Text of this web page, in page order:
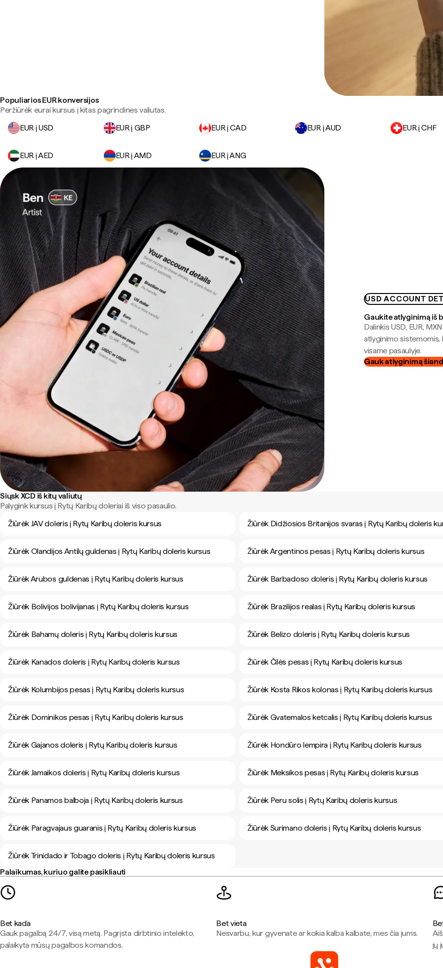
Populiarios EUR konversijos
Peržiūrėk eurai kursus į kitas pagrindines valiutas.
EUR į USD
EUR į GBP EUR į CAD EUR į AUD EUR į CHF
EUR į AED EUR į AMD EUR į ANG
USD ACCOUNT
Gaukite atlyginimą iš
Dalinkis USD, EUR,
atlyginimo
visame pasaulyje.
Gauk atlyginimą
Siųsk XCD iš kitų valiutų
Palygink kursus į Rytų Karibų doleriai iš viso pasaulio.
Žiūrėk JAV doleris į Rytų Karibų doleris kursus
Žiūrėk Didžiosios Britanijos svaras į Rytų Karibų doleris
Žiūrėk Olandijos Antilų guldenas į Rytų Karibų doleris kursus Žiūrėk Argentinos pesas į Rytų Karibų doleris kursus
Žiūrėk Arubos guldenas į Rytų Karibų doleris kursus Žiūrėk Barbadoso doleris į Rytų Karibų doleris kursus
Žiūrėk Bolivijos bolivijanas į Rytų Karibų doleris kursus Žiūrėk Brazilijos realas į Rytų Karibų doleris kursus
Žiūrėk Bahamų doleris į Rytų Karibų doleris kursus Žiūrėk Belizo doleris į Rytų Karibų doleris kursus
Žiūrėk Kanados doleris į Rytų Karibų doleris kursus Žiūrėk Čilės pesas į Rytų Karibų doleris kursus
Žiūrėk Kolumbijos pesas į Rytų Karibų doleris kursus Žiūrėk Kosta Rikos kolonas į Rytų Karibų doleris kursus
Žiūrėk Dominikos pesas į Rytų Karibų doleris kursus Žiūrėk Gvatemalos ketcalis į Rytų Karibų doleris kursus
Žiūrėk Gajanos doleris į Rytų Karibų doleris kursus Žiūrėk Hondūro lempira į Rytų Karibų doleris kursus
Žiūrėk Jamaikos doleris į Rytų Karibų doleris kursus Žiūrėk Meksikos pesas į Rytų Karibų doleris kursus
Žiūrėk Panamos balboja į Rytų Karibų doleris kursus Žiūrėk Peru solis į Rytų Karibų doleris kursus
Žiūrėk Paragvajaus guaranis į Rytų Karibų doleris kursus Žiūrėk Surimano doleris į Rytų Karibų doleris kursus
Žiūrėk Trinidado ir Tobago doleris į Rytų Karibų doleris kursus
Palaikumas, kuriuo galite pasikliauti
Bet kada
Gauk pagalbą 24/7, visą metą. Pagrįsta dirbtinio intelekto,
palaikyta mūsų pagalbos komandos.
Bet vieta
Nesvarbu, kur gyvenate ar kokia kalba kalbate, mes čia jums.
jų